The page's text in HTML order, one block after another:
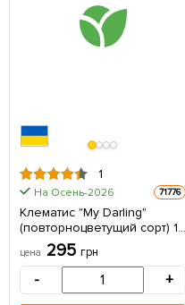
1
На Осень-2026 71776
Клематис "My Darling"
(повторноцветущий сорт) 1
саженец в упаковке
цена 295 грн
- +